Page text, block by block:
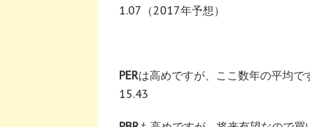
1.07（2017年予想）
PERは高めですが、ここ数年の平均で
15.43